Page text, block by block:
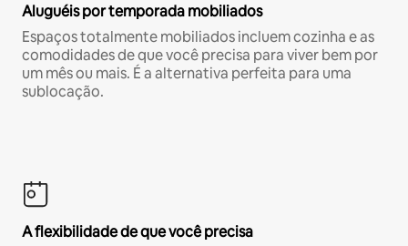
Aluguéis por temporada mobiliados
Espaços totalmente mobiliados incluem cozinha e as
comodidades de que você precisa para viver bem por
um mês ou mais. É a alternativa perfeita para uma
sublocação.
A flexibilidade de que você precisa